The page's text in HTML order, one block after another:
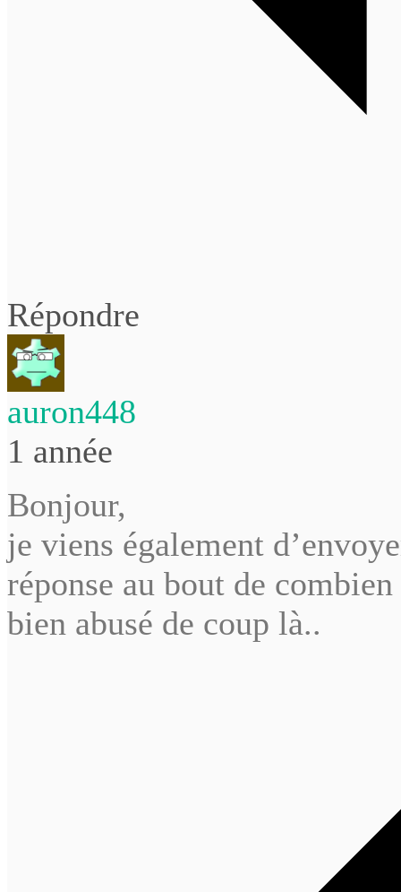
Répondre
auron448
1 année
Bonjour,
je viens également
réponse au bout de
bien abusé de coup là..